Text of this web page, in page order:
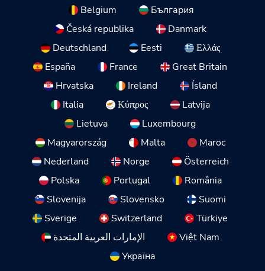
Belgium
България
Česká republika
Danmark
Deutschland
Eesti
Ελλάς
España
France
Great Britain
Hrvatska
Ireland
Ísland
Italia
Κύπρος
Latvija
Lietuva
Luxembourg
Magyarország
Malta
Maroc
Nederland
Norge
Österreich
Polska
Portugal
România
Slovenija
Slovensko
Suomi
Sverige
Switzerland
Türkiye
الإمارات العربية المتحدة
Việt Nam
Україна